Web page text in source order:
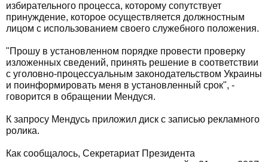
избирательного процесса, которому сопутствует
принуждение, которое осуществляется должностным
лицом с использованием своего служебного положения.
"Прошу в установленном порядке провести проверку
изложенных сведений, принять решение в соответствии
с уголовно-процессуальным законодательством Украины
и поинформировать меня в установленный срок", -
говорится в обращении Мендуся.
К запросу Мендусь приложил диск с записью рекламного
ролика.
Как сообщалось, Секретариат Президента